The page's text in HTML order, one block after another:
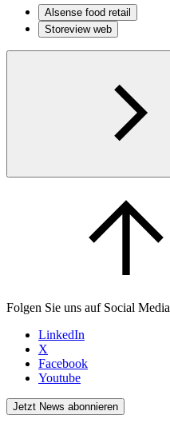
Alsense food retail
Storeview web
Folgen Sie uns auf Social Media
LinkedIn
X
Facebook
Youtube
Jetzt News abonnieren